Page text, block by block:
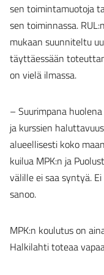
sen toimintamuotoja
sen toiminnassa.
mukaan suunniteltu
täyttäessään
on vielä ilmassa.
– Suurimpana
ja kurssien
alueellisesti koko
kuilua MPK:n ja
välille ei saa syntyä.
sanoo.
MPK:n koulutus on
Halkilahti toteaa